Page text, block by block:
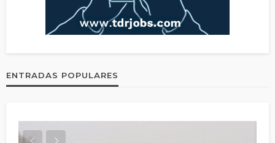
ENTRADAS POPULARES